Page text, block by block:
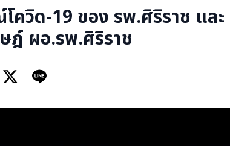
ควิด-19 ของ รพ.ศิริราช แล
ฎ์ ผอ.รพ.ศิริราช